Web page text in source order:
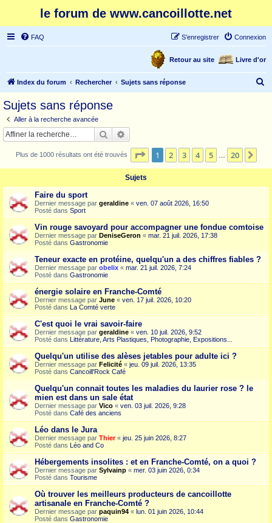
le forum de www.cancoillotte.net
FAQ Connexion
S’enregistrer
Livre d'or
Retour au site
Index du forum Rechercher Sujets sans réponse
c
Sujets sans réponse
Aller à la recherche avancée
Rechercher
Plus de 1000 résultats ont été trouvés Page 1sur20
1 2 3 4 5 20
Sujets
Faire du sport
Dernier message par geraldine « ven. 07 août 2026, 16:50
Posté dans Sport
Vin rouge savoyard pour accompagner une fondue comtoise
Dernier message par DeniseGeron « mar. 21 juil. 2026, 17:38
Posté dans Gastronomie
Teneur exacte en protéine, quelqu'un a des chiffres fiables ?
Dernier message par obelix « mar. 21 juil. 2026, 7:24
Posté dans Gastronomie
énergie solaire en Franche-Comté
Dernier message par June « ven. 17 juil. 2026, 10:20
Posté dans La Comté verte
C'est quoi le vrai savoir-faire
Dernier message par geraldine « ven. 10 juil. 2026, 9:52
Posté dans Littérature, Arts Plastiques, Photographie, Expositions...
Quelqu'un utilise des alèses jetables pour adulte ici ?
Dernier message par Felicité « jeu. 09 juil. 2026, 13:35
Posté dans Cancoill'Rock Café
Quelqu'un connait toutes les maladies du laurier rose ? le
mien est dans un sale état
Dernier message par Vico « ven. 03 juil. 2026, 9:28
Posté dans Café des anciens
Léo dans le Jura
Dernier message par Thier« jeu. 25 juin 2026, 8:27
Posté dans Léo and Co
Hébergements insolites : et en Franche-Comté, on a quoi ?
Dernier message par Sylvainp « mer. 03 juin 2026, 0:34
Posté dans Tourisme
Où trouver les meilleurs producteurs de cancoillotte
artisanale en Franche-Comté ?
Dernier message par paquin94 « lun. 01 juin 2026, 10:44
Posté dans Gastronomie